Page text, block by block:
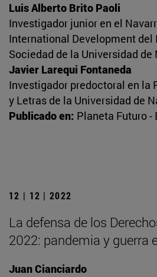
Luis Alberto Brito Paoli
Investigador junior en el
International Development del
Sociedad de la Universidad de
Javier Larequi Fontaneda
Investigador predoctoral en la
y Letras de la Universidad de
Publicado en: Planeta Futuro -
12 | 12 | 2022
La defensa de los
2022: pandemia y guerra
Juan Cianciardo